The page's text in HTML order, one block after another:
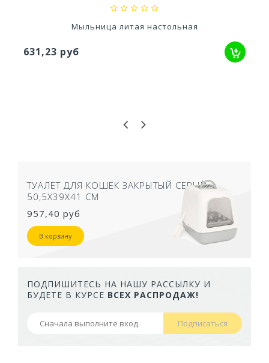
Мыльница литая настольная
631,23 руб
ТУАЛЕТ ДЛЯ КОШЕК ЗАКРЫТЫЙ СЕРЫЙ
50,5Х39Х41 СМ
957,40 руб
В корзину
ПОДПИШИТЕСЬ НА НАШУ РАССЫЛКУ И
БУДЕТЕ В КУРСЕ ВСЕХ РАСПРОДАЖ!
Подписаться